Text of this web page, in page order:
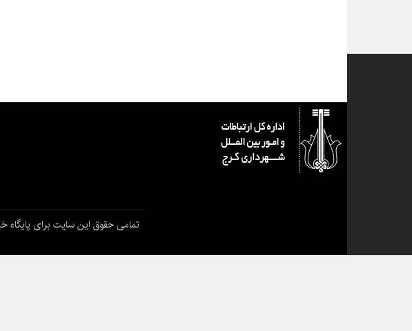
تمامی حقوق این سایت برای پایگاه